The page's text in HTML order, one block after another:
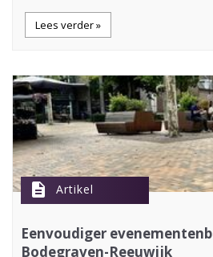
Lees verder »
description Artikel
Eenvoudiger
Bodegraven-Reeuwijk